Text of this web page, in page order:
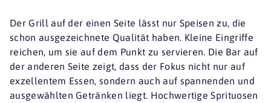
Der Grill auf der einen Seite lässt nur Speisen zu, die
schon ausgezeichnete Qualität haben. Kleine Eingriffe
reichen, um sie auf dem Punkt zu servieren. Die Bar auf
der anderen Seite zeigt, dass der Fokus nicht nur auf
exzellentem Essen, sondern auch auf spannenden und
ausgewählten Getränken liegt. Hochwertige Sprituosen